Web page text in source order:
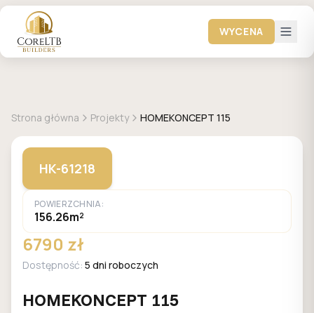
WYCENA
Strona główna Projekty HOMEKONCEPT 115
HK-61218
POWIERZCHNIA:
156.26m²
6790 zł
Dostępność: 5 dni roboczych
HOMEKONCEPT 115